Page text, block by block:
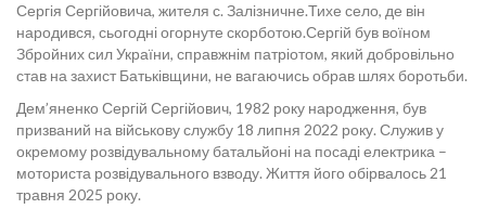
Сергія Сергійовича, жителя с. Залізничне.Тихе село, де він
народився, сьогодні огорнуте скорботою.Сергій був воїном
Збройних сил України, справжнім патріотом, який добровільно
став на захист Батьківщини, не вагаючись обрав шлях боротьби.
Дем’яненко Сергій Сергійович, 1982 року народження, був
призваний на військову службу 18 липня 2022 року. Служив у
окремому розвідувальному батальйоні на посаді електрика –
моториста розвідувального взводу. Життя його обірвалось 21
травня 2025 року.